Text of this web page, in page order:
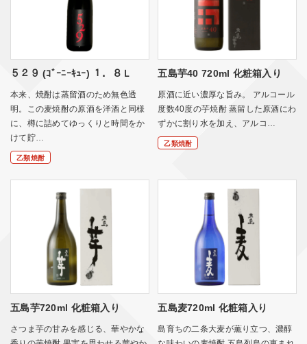
５２９ (ｺﾞｰﾆｰｷｭｰ) １．８Ｌ
本来、焼酎は蒸留酒のため無色透
明。この麦焼酎の原酒を洋酒と同様
に、樽に詰めてゆっくりと時間をか
けて貯…
乙類焼酎
五島芋40 720ml 化粧箱入り
原酒に近い濃厚な旨み。 アルコール
度数40度の芋焼酎 蒸留した原酒にわ
ずかに割り水を加え、アルコ…
乙類焼酎
五島芋720ml 化粧箱入り
さつま芋の甘みを感じる、華やかな
五島麦720ml 化粧箱入り
島育ちの二条大麦が薫り立つ、濃醇